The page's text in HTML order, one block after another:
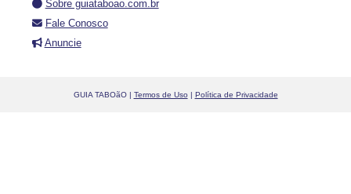
Sobre guiataboao.com.br
Fale Conosco
Anuncie
GUIA TABOãO | Termos de Uso | Política de Privacidade